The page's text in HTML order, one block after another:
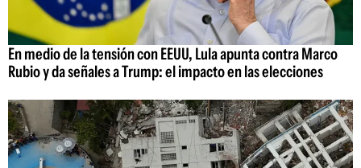
En medio de la tensión con EEUU, Lula apunta contra Marco
Rubio y da señales a Trump: el impacto en las elecciones